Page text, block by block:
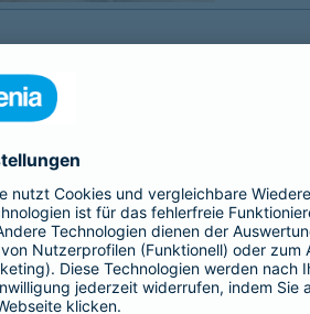
warum Sie eine
wenn es doch ergänzend zur
gibt.
wird über die Kinder-